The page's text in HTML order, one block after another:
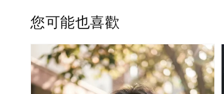
您可能也喜歡